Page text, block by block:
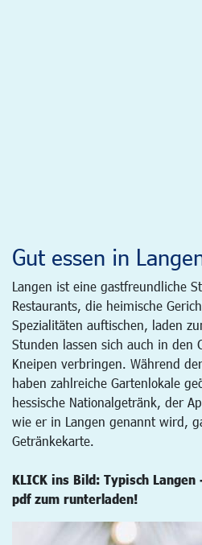
Gut essen in
Langen ist eine gastfreundliche
Restaurants, die heimische
Spezialitäten auftischen, laden
Stunden lassen sich auch in den
Kneipen verbringen. Während
haben zahlreiche Gartenlokale
hessische Nationalgetränk, der
wie er in Langen genannt wird,
Getränkekarte.
KLICK ins Bild: Typisch
pdf zum runterladen!